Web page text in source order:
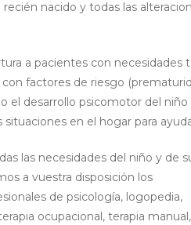
nacido y todas las
a pacientes con
con factores de riesgo
el desarrollo psicomotor del
situaciones en el hogar para
las necesidades del niño y de
a vuestra disposición los
de psicología, logopedia,
ocupacional, terapia manual,